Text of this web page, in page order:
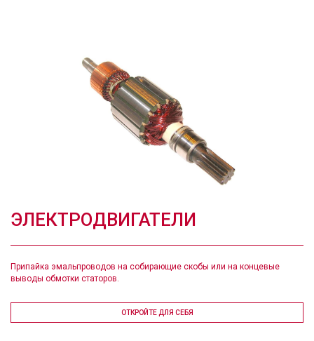
ЭЛЕКТРОДВИГАТЕЛИ
Припайка эмальпроводов на собирающие скобы или на концевые
выводы обмотки статоров.
ОТКРОЙТЕ ДЛЯ СЕБЯ